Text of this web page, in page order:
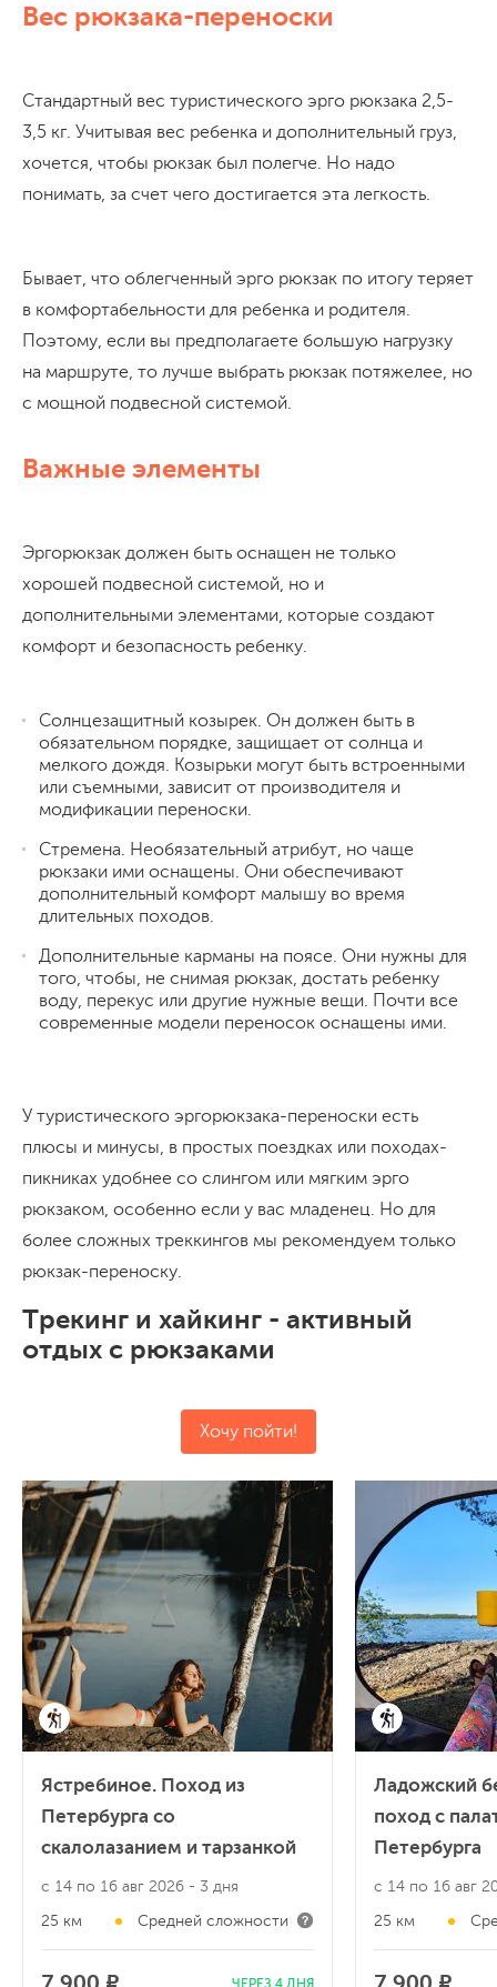
Вес рюкзака-переноски
Стандартный вес туристического эрго рюкзака 2,5-
3,5 кг. Учитывая вес ребенка и дополнительный груз,
хочется, чтобы рюкзак был полегче. Но надо
понимать, за счет чего достигается эта легкость.
Бывает, что облегченный эрго рюкзак по итогу теряет
в комфортабельности для ребенка и родителя.
Поэтому, если вы предполагаете большую нагрузку
на маршруте, то лучше выбрать рюкзак потяжелее, но
с мощной подвесной системой.
Важные элементы
Эргорюкзак должен быть оснащен не только
хорошей подвесной системой, но и
дополнительными элементами, которые создают
комфорт и безопасность ребенку.
Солнцезащитный козырек. Он должен быть в
обязательном порядке, защищает от солнца и
мелкого дождя. Козырьки могут быть встроенными
или съемными, зависит от производителя и
модификации переноски.
Стремена. Необязательный атрибут, но чаще
рюкзаки ими оснащены. Они обеспечивают
дополнительный комфорт малышу во время
длительных походов.
Дополнительные карманы на поясе. Они нужны для
того, чтобы, не снимая рюкзак, достать ребенку
воду, перекус или другие нужные вещи. Почти все
современные модели переносок оснащены ими.
У туристического эргорюкзака-переноски есть
плюсы и минусы, в простых поездках или походах-
пикниках удобнее со слингом или мягким эрго
рюкзаком, особенно если у вас младенец. Но для
более сложных треккингов мы рекомендуем только
рюкзак-переноску.
Трекинг и хайкинг - активный
отдых с рюкзаками
Хочу пойти!
Ястребиное. Поход из
Петербурга со
скалолазанием и тарзанкой
с 14 по 16 авг 2026 - 3 дня
25 км Средней сложности
Ладожский
поход с
Петербурга
с 14 по 16 авг
25 км